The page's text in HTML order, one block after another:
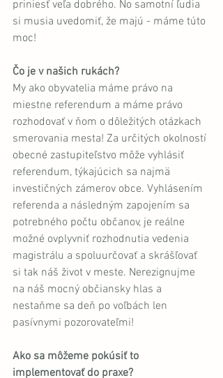
priniesť veľa dobrého. No samotní ľudia
si musia uvedomiť, že majú - máme túto
moc!
Čo je v našich rukách?
My ako obyvatelia máme právo na
miestne referendum a máme právo
rozhodovať v ňom o dôležitých otázkach
smerovania mesta! Za určitých okolností
obecné zastupiteľstvo môže vyhlásiť
referendum, týkajúcich sa najmä
investičných zámerov obce. Vyhlásením
referenda a následným zapojením sa
potrebného počtu občanov, je reálne
možné ovplyvniť rozhodnutia vedenia
magistrálu a spoluurčovať a skrášľovať
si tak náš život v meste. Nerezignujme
na náš mocný občiansky hlas a
nestaňme sa deň po voľbách len
pasívnymi pozorovateľmi!
Ako sa môžeme pokúsiť to
implementovať do praxe?